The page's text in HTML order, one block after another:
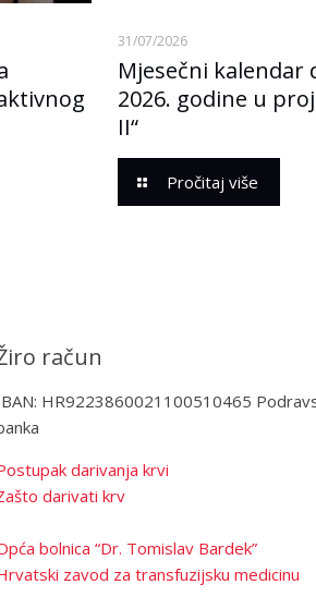
31/07/2026
Mjesečni kalendar
2026. godine u
II“
Pročitaj više
račun
HR9223860021100510465
darivanja krvi
darivati krv
bolnica “Dr. Tomislav Bardek”
zavod za transfuzijsku medicinu